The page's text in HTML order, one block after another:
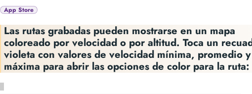
App Store
Las rutas grabadas pueden mostrarse en un mapa
coloreado por velocidad o por altitud. Toca un
violeta con valores de velocidad mínima, promedio y
máxima para abrir las opciones de color para la ruta: